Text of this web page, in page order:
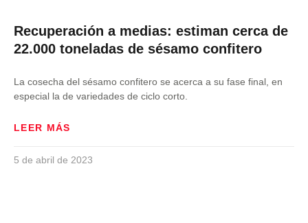
Recuperación a medias: estiman cerca de
22.000 toneladas de sésamo confitero
La cosecha del sésamo confitero se acerca a su fase final, en
especial la de variedades de ciclo corto.
LEER MÁS
5 de abril de 2023